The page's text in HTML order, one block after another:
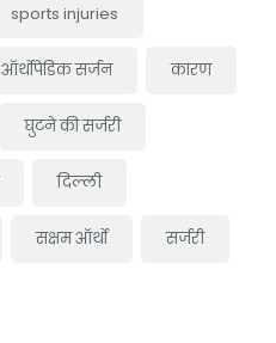
sports injuries
ऑर्थोपेडिक सर्जन कारण
घुटने की सर्जरी
दिल्ली
सक्षम ऑर्थो सर्जरी